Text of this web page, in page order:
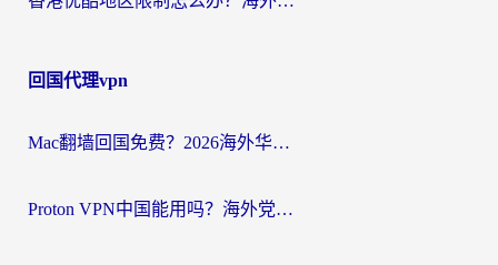
回国代理vpn
Mac翻墙回国免费？2026海外华人亲测：从CCTV5直播到国内APP，这样选加速器才靠谱
Proton VPN中国能用吗？海外党选回国加速器的避坑指南（附番茄加速器实测）